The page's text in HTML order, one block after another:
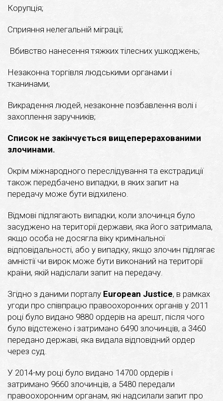
Корупція;
Сприяння нелегальній міграції;
Вбивство нанесення тяжких тілесних ушкоджень;
Незаконна торгівля людськими органами і
тканинами;
Викрадення людей, незаконне позбавлення волі і
захоплення заручників;
Список не закінчується вищеперерахованими
злочинами.
Окрім міжнародного переслідування та екстрадиції
також передбачено випадки, в яких запит на
передачу може бути відхилено.
Відмові підлягають випадки, коли злочинця було
засуджено на території держави, яка його затримала,
якщо особа не досягла віку кримінальної
відповідальності, або у випадку, якщо злочин підлягає
амністії чи вирок може бути виконаний на території
країни, якій надіслали запит на передачу.
Згідно з даними порталу European Justice, в рамках
угоди про співпрацю правоохоронних органів у 2011
році було видано 9880 ордерів на арешт, після чого
було відстежено і затримано 6490 злочинців, а 3460
передано державі, яка видала відповідний ордер
через суд.
У 2014-му році було видано 14700 ордерів і
затримано 9660 злочинців, а 5480 передали
правоохоронним органам, які надсилали запит про